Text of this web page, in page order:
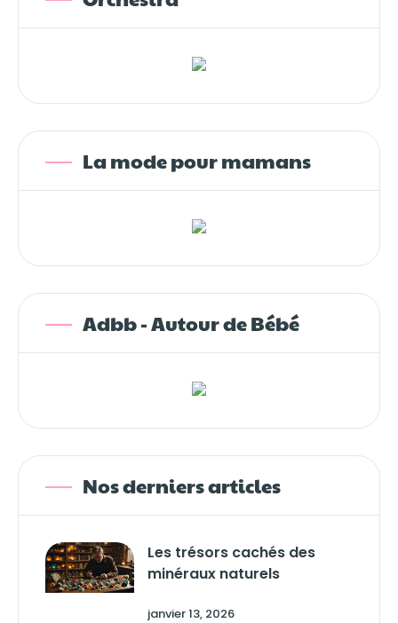
La mode pour mamans
Adbb - Autour de Bébé
Nos derniers articles
Les trésors cachés des
minéraux naturels
janvier 13, 2026